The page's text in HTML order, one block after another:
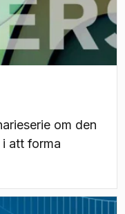
om den
att forma